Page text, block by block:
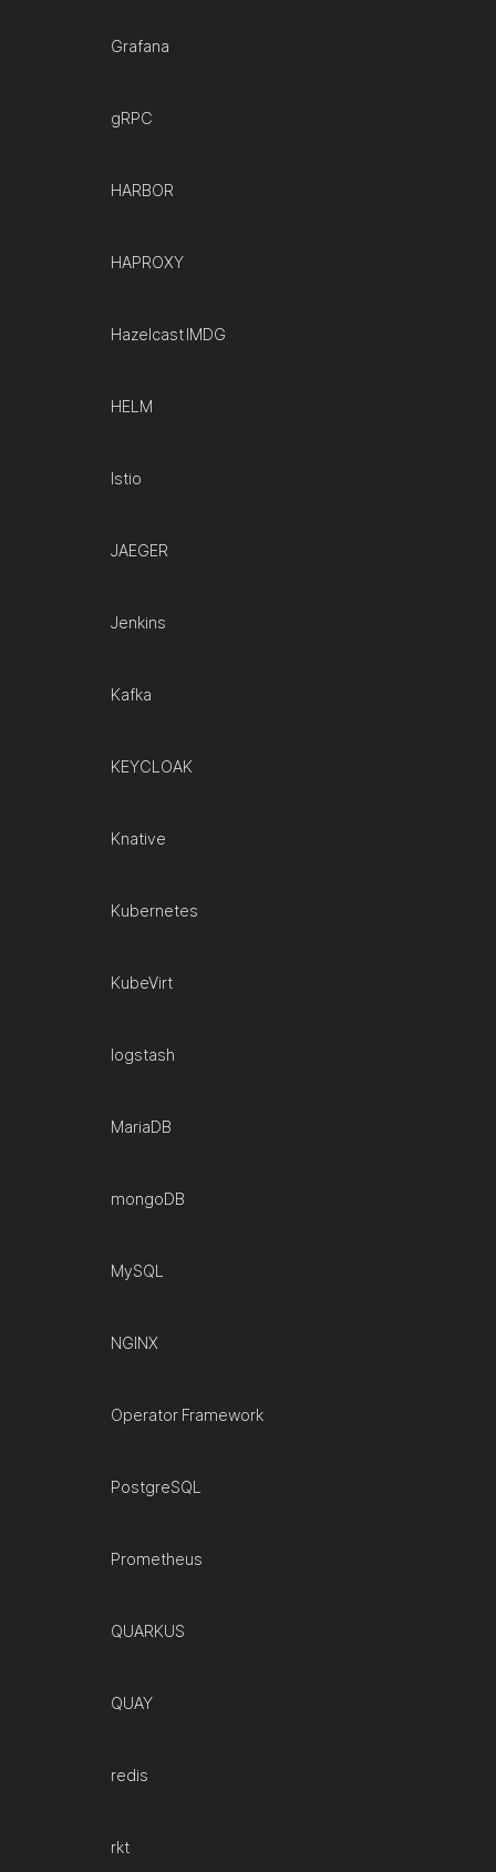
Grafana
gRPC
HARBOR
HAPROXY
Hazelcast IMDG
HELM
Istio
JAEGER
Jenkins
Kafka
KEYCLOAK
Knative
Kubernetes
KubeVirt
logstash
MariaDB
mongoDB
MySQL
NGINX
Operator Framework
PostgreSQL
Prometheus
QUARKUS
QUAY
redis
rkt